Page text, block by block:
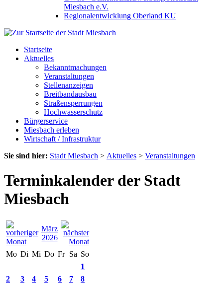
Miesbach e.V.
Regionalentwicklung Oberland KU
Startseite
Aktuelles
Bekanntmachungen
Veranstaltungen
Stellenanzeigen
Breitbandausbau
Straßensperrungen
Hochwasserschutz
Bürgerservice
Miesbach erleben
Wirtschaft / Infrastruktur
Sie sind hier: Stadt Miesbach > Aktuelles > Veranstaltungen
Terminkalender der Stadt
Miesbach
März
2026
Mo Di Mi Do Fr Sa So
1
2
3 4 5 6 7
8